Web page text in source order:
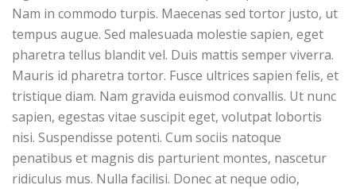
Nam in commodo turpis. Maecenas sed tortor justo, ut
tempus augue. Sed malesuada molestie sapien, eget
pharetra tellus blandit vel. Duis mattis semper viverra.
Mauris id pharetra tortor. Fusce ultrices sapien felis, et
tristique diam. Nam gravida euismod convallis. Ut nunc
sapien, egestas vitae suscipit eget, volutpat lobortis
nisi. Suspendisse potenti. Cum sociis natoque
penatibus et magnis dis parturient montes, nascetur
ridiculus mus. Nulla facilisi. Donec at neque odio,